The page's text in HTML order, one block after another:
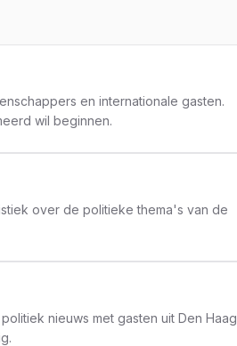
en internationale gasten.
wil beginnen.
over de politieke thema's van de
nieuws met gasten uit Den Haag